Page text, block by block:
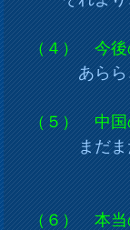
（４） 今後
あらら、あ
（５） 中国
まだまだ
（６） 本当